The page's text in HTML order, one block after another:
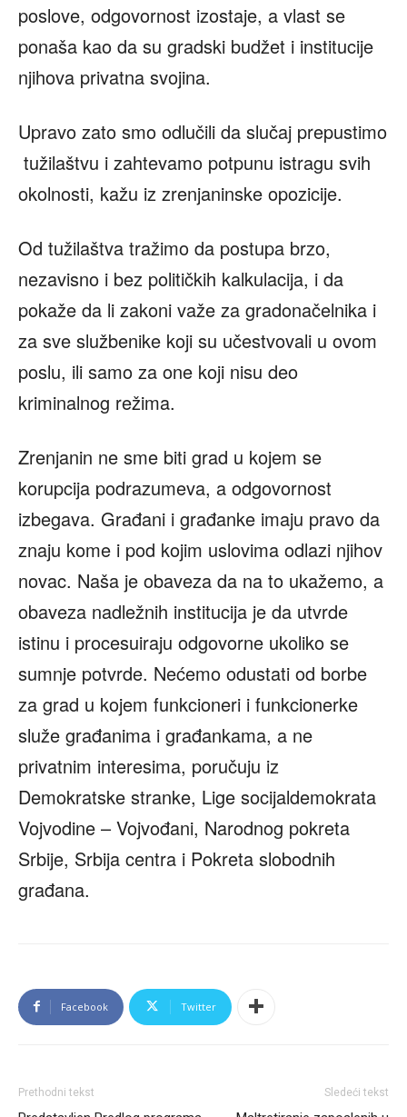
poslove, odgovornost izostaje, a vlast se
ponaša kao da su gradski budžet i institucije
njihova privatna svojina.
Upravo zato smo odlučili da slučaj prepustimo
tužilaštvu i zahtevamo potpunu istragu svih
okolnosti, kažu iz zrenjaninske opozicije.
Od tužilaštva tražimo da postupa brzo,
nezavisno i bez političkih kalkulacija, i da
pokaže da li zakoni važe za gradonačelnika i
za sve službenike koji su učestvovali u ovom
poslu, ili samo za one koji nisu deo
kriminalnog režima.
Zrenjanin ne sme biti grad u kojem se
korupcija podrazumeva, a odgovornost
izbegava. Građani i građanke imaju pravo da
znaju kome i pod kojim uslovima odlazi njihov
novac. Naša je obaveza da na to ukažemo, a
obaveza nadležnih institucija je da utvrde
istinu i procesuiraju odgovorne ukoliko se
sumnje potvrde. Nećemo odustati od borbe
za grad u kojem funkcioneri i funkcionerke
služe građanima i građankama, a ne
privatnim interesima, poručuju iz
Demokratske stranke, Lige socijaldemokrata
Vojvodine – Vojvođani, Narodnog pokreta
Srbije, Srbija centra i Pokreta slobodnih
građana.
Facebook Twitter
Prethodni tekst Sledeći tekst